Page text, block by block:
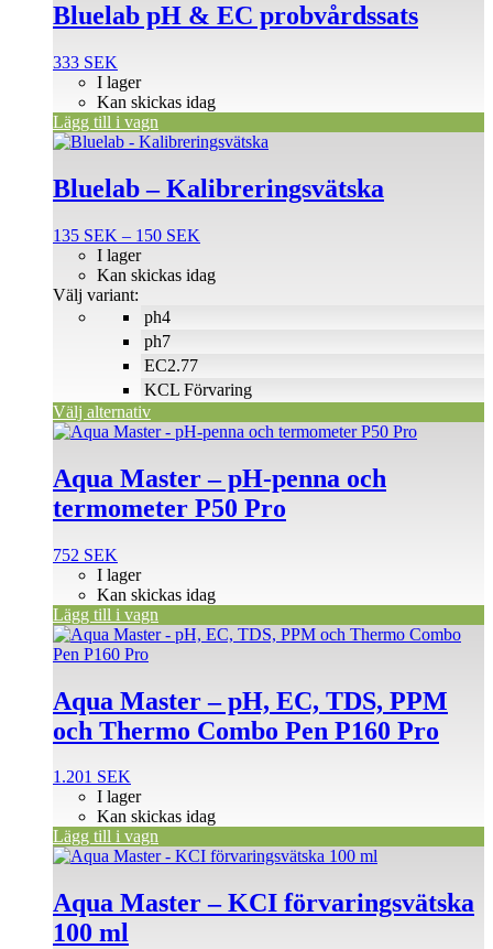
Bluelab pH & EC probvårdssats
333 SEK
I lager
Kan skickas idag
Lägg till i vagn
Bluelab – Kalibreringsvätska
135 SEK – 150 SEK
till
ph4
ph7
EC2.77
KCL Förvaring
I lager
Kan skickas idag
Välj variant:
Välj alternativ
Den
produkten
har
varianter.
olika
alternativen
Aqua Master – pH-penna och
termometer P50 Pro
752 SEK
I lager
Kan skickas idag
Lägg till i vagn
Aqua Master – pH, EC, TDS, PPM
och Thermo Combo Pen P160 Pro
1.201 SEK
I lager
Kan skickas idag
Lägg till i vagn
Aqua Master – KCI förvaringsvätska
100 ml